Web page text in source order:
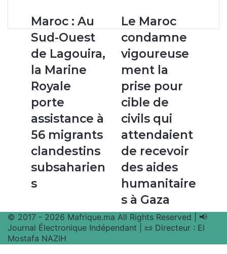
Maroc :
Au
Sud-
Ouest
de
Lagouira,
la
Marine
Royale
assistance
à
migrants
clandestins
Maroc : Au
Sud-Ouest
de Lagouira,
la Marine
Royale
porte
assistance à
56 migrants
clandestins
subsaharien
s
Le
Maroc
condamne
vigoureusement
la
prise
pour
cible
de
civils
qui
attendaient
de
recevoir
des
aides
humanitaires
à
Le Maroc
condamne
vigoureuse
ment la
prise pour
cible de
civils qui
attendaient
de recevoir
des aides
humanitaire
s à Gaza
© 2017 - 2026 Mafrique.ma All Rights Reserved | 📢
Journal Électronique Indépendant | 📜 Directeur : El
Mostafa NAZIH